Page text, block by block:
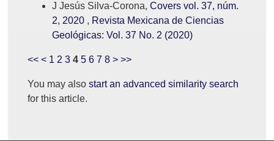
J Jesús Silva-Corona, Covers vol. 37, núm.
2, 2020 , Revista Mexicana de Ciencias
Geológicas: Vol. 37 No. 2 (2020)
<< < 1 2 3 4 5 6 7 8 > >>
You may also start an advanced similarity search
for this article.